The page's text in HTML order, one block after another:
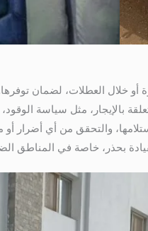
خلال العطلات، لضمان توفرها.
بالإيجار، مثل سياسة الوقود،
والتحقق من أي أضرار
بحذر، خاصة في المناطق